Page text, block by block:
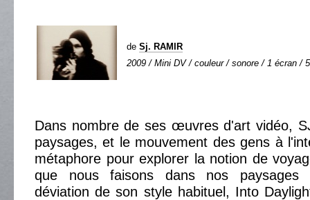
de Sj. RAMIR
2009 / Mini DV / couleur / sonore / 1 écran /
Dans nombre de ses œuvres d'art vidéo,
paysages, et le mouvement des gens à
métaphore pour explorer la notion de
que nous faisons dans nos paysages
déviation de son style habituel, Into